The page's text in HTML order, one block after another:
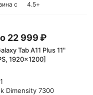
с 4.5+
22 999 ₽
Tab A11 Plus 11"
1920x1200]
Dimensity 7300